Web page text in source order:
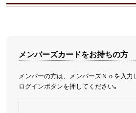
メンバーズカードをお持ちの方
メンバーの方は、メンバーズＮｏを入
ログインボタンを押してください｡